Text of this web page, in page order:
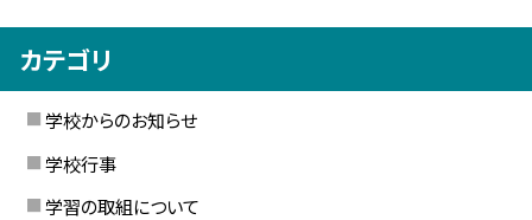
カテゴリ
学校からのお知らせ
学校行事
学習の取組について